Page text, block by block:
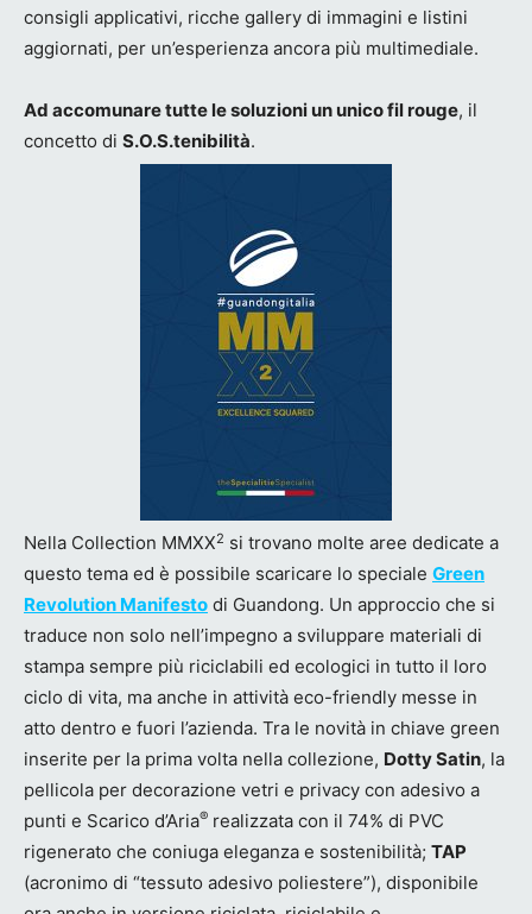
consigli applicativi, ricche gallery di immagini e listini
aggiornati, per un’esperienza ancora più multimediale.
Ad accomunare tutte le soluzioni un unico fil rouge, il
concetto di S.O.S.tenibilità.
Nella Collection MMXX2 si trovano molte aree dedicate a
questo tema ed è possibile scaricare lo speciale Green
Revolution Manifesto di Guandong. Un approccio che si
traduce non solo nell’impegno a sviluppare materiali di
stampa sempre più riciclabili ed ecologici in tutto il loro
ciclo di vita, ma anche in attività eco-friendly messe in
atto dentro e fuori l’azienda. Tra le novità in chiave green
inserite per la prima volta nella collezione, Dotty Satin, la
pellicola per decorazione vetri e privacy con adesivo a
punti e Scarico d’Aria® realizzata con il 74% di PVC
rigenerato che coniuga eleganza e sostenibilità; TAP
(acronimo di “tessuto adesivo poliestere”), disponibile